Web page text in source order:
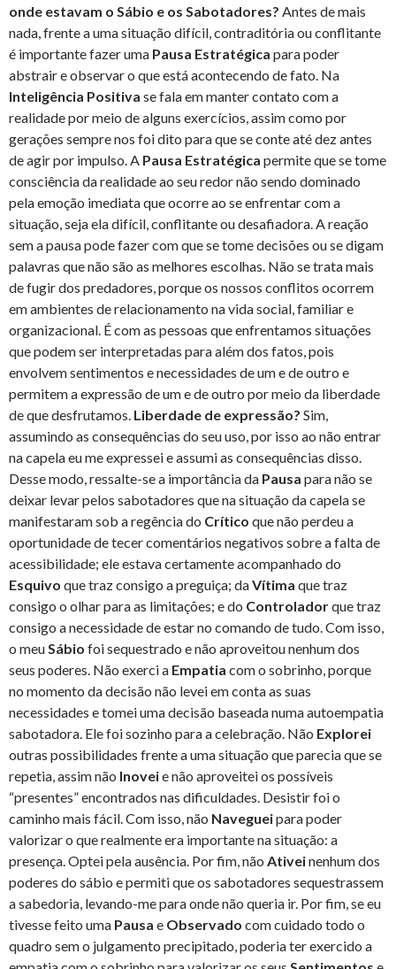
onde estavam o Sábio e os Sabotadores? Antes de mais
nada, frente a uma situação difícil, contraditória ou conflitante
é importante fazer uma Pausa Estratégica para poder
abstrair e observar o que está acontecendo de fato. Na
Inteligência Positiva se fala em manter contato com a
realidade por meio de alguns exercícios, assim como por
gerações sempre nos foi dito para que se conte até dez antes
de agir por impulso. A Pausa Estratégica permite que se tome
consciência da realidade ao seu redor não sendo dominado
pela emoção imediata que ocorre ao se enfrentar com a
situação, seja ela difícil, conflitante ou desafiadora. A reação
sem a pausa pode fazer com que se tome decisões ou se digam
palavras que não são as melhores escolhas. Não se trata mais
de fugir dos predadores, porque os nossos conflitos ocorrem
em ambientes de relacionamento na vida social, familiar e
organizacional. É com as pessoas que enfrentamos situações
que podem ser interpretadas para além dos fatos, pois
envolvem sentimentos e necessidades de um e de outro e
permitem a expressão de um e de outro por meio da liberdade
de que desfrutamos. Liberdade de expressão? Sim,
assumindo as consequências do seu uso, por isso ao não entrar
na capela eu me expressei e assumi as consequências disso.
Desse modo, ressalte-se a importância da Pausa para não se
deixar levar pelos sabotadores que na situação da capela se
manifestaram sob a regência do Crítico que não perdeu a
oportunidade de tecer comentários negativos sobre a falta de
acessibilidade; ele estava certamente acompanhado do
Esquivo que traz consigo a preguiça; daVítima que traz
consigo o olhar para as limitações; e do Controladorque traz
consigo a necessidade de estar no comando de tudo. Com isso,
o meuSábio foi sequestrado e não aproveitou nenhum dos
seus poderes. Não exerci a Empatia com o sobrinho, porque
no momento da decisão não levei em conta as suas
necessidades e tomei uma decisão baseada numa autoempatia
sabotadora. Ele foi sozinho para a celebração. Não Explorei
outras possibilidades frente a uma situação que parecia que se
repetia, assim não Inoveie não aproveitei os possíveis
“presentes” encontrados nas dificuldades. Desistir foi o
caminho mais fácil. Com isso, não Navegueipara poder
valorizar o que realmente era importante na situação: a
presença. Optei pela ausência. Por fim, não Ativeinenhum dos
poderes do sábio e permiti que os sabotadores sequestrassem
a sabedoria, levando-me para onde não queria ir. Por fim, se eu
tivesse feito uma Pausa e Observado com cuidado todo o
quadro sem o julgamento precipitado, poderia ter exercido a